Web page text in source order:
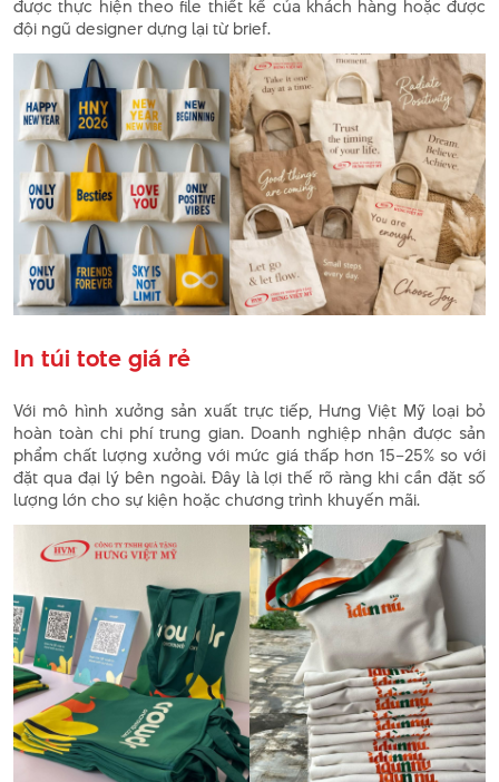
được thực hiện theo file thiết kế của khách hàng hoặc được
đội ngũ designer dựng lại từ brief.
In túi tote giá rẻ
Với mô hình xưởng sản xuất trực tiếp, Hưng Việt Mỹ loại bỏ
hoàn toàn chi phí trung gian. Doanh nghiệp nhận được sản
phẩm chất lượng xưởng với mức giá thấp hơn 15–25% so với
đặt qua đại lý bên ngoài. Đây là lợi thế rõ ràng khi cần đặt số
lượng lớn cho sự kiện hoặc chương trình khuyến mãi.